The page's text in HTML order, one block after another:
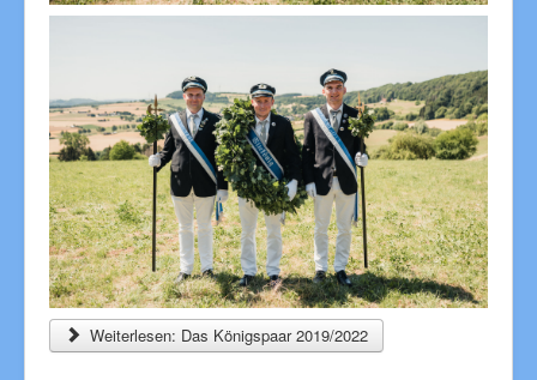
Weiterlesen: Das Königspaar 2019/2022